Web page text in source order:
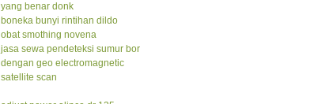
yang benar donk
boneka bunyi rintihan dildo
obat smothing novena
jasa sewa pendeteksi sumur bor
dengan geo electromagnetic
satellite scan